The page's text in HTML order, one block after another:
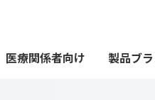
医療関係者向け 製品ブ